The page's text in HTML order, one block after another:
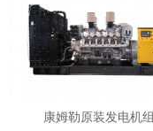
康姆勒原装发电机组